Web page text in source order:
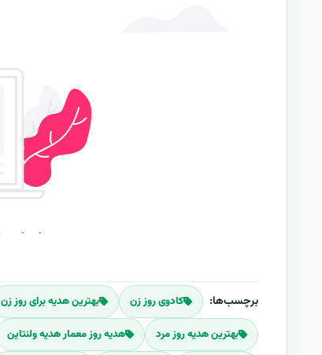
برچسب‌ها: کادوی روز زن بهترین هدیه برای روز زن
بهترین هدیه روز مرد هدیه روز معمار هدیه ولنتاین